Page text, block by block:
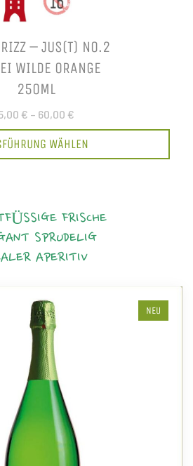
– JUS(T) NO.2
WILDE ORANGE
250ML
€ – 60,00 €
WÄHLEN
FRISCHE
SPRUDELIG
APERITIV
NEU